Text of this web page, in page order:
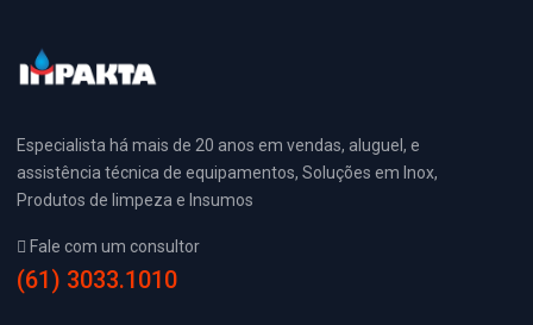
Especialista há mais de 20 anos em vendas, aluguel, e
assistência técnica de equipamentos, Soluções em Inox,
Produtos de limpeza e Insumos
Fale com um consultor
(61) 3033.1010